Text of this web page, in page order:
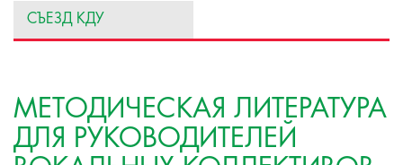
СЪЕЗД КДУ
МЕТОДИЧЕСКАЯ ЛИТЕРАТУРА
ДЛЯ РУКОВОДИТЕЛЕЙ